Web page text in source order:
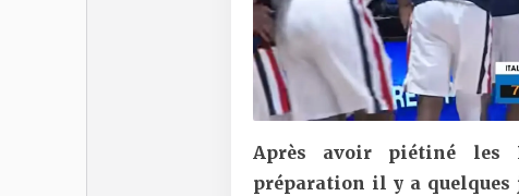
Après avoir piétiné les
préparation il y a quelques